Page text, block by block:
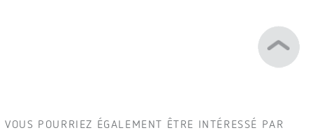
VOUS POURRIEZ ÉGALEMENT ÊTRE INTÉRESSÉ PAR